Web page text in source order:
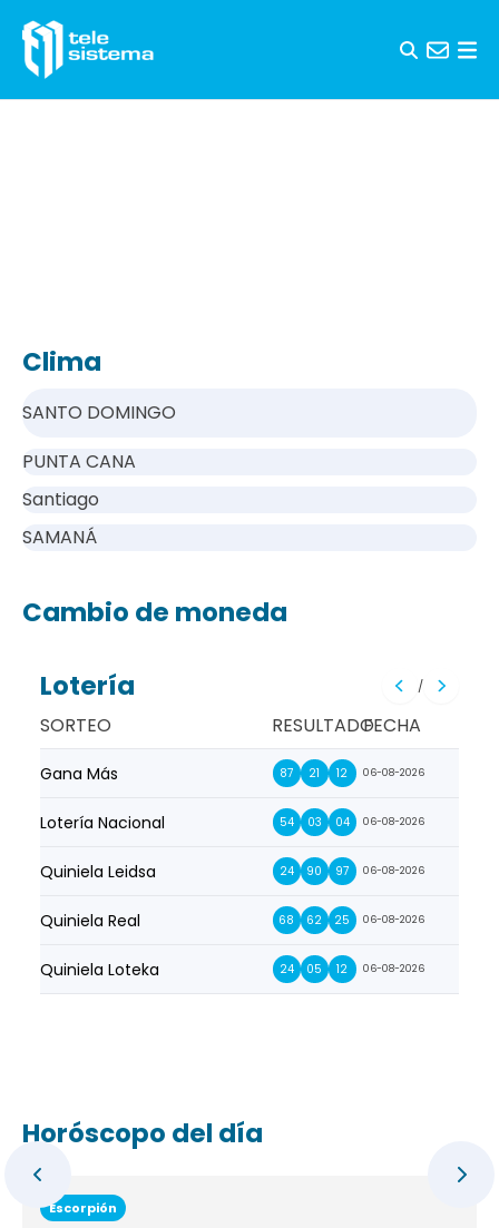
Clima
SANTO DOMINGO
PUNTA CANA
Santiago
SAMANÁ
Cambio de moneda
Lotería /
SORTEO RESULTADOFECHA
Gana Más 87 21 12 06-08-2026
Lotería Nacional 54 03 04 06-08-2026
Quiniela Leidsa 24 90 97 06-08-2026
Quiniela Real 68 62 25 06-08-2026
Quiniela Loteka 24 05 12 06-08-2026
Horóscopo del día
Escorpión